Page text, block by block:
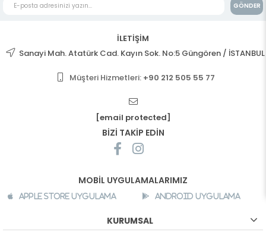
GÖNDER
İLETİŞİM
Sanayi Mah. Atatürk Cad. Kayın Sok. No:5 Güngören / İSTANBUL
Müşteri Hizmetleri: +90 212 505 55 77
[email protected]
BİZİ TAKİP EDİN
MOBİL UYGULAMALARIMIZ
Apple Store Uygulama Android Uygulama
KURUMSAL